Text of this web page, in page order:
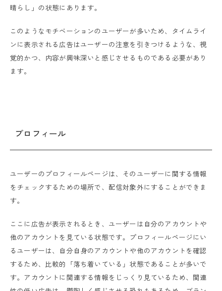
晴らし」の状態にあります。
このようなモチベーションのユーザーが多いため、タイムライ
ンに表示される広告はユーザーの注意を引きつけるような、視
覚的かつ、内容が興味深いと感じさせるものである必要があり
ます。
プロフィール
ユーザーのプロフィールページは、そのユーザーに関する情報
をチェックするための場所で、配信対象外にすることができま
す。
ここに広告が表示されるとき、ユーザーは自分のアカウントや
他のアカウントを見ている状態です。プロフィールページにい
るユーザーは、自分自身のアカウントや他のアカウントを確認
するため、比較的「落ち着いている」状態であることが多いで
す。アカウントに関連する情報をじっくり見ているため、関連